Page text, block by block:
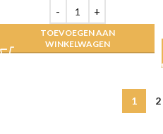
TOEVOEGEN AAN
WINKELWAGEN
1 2